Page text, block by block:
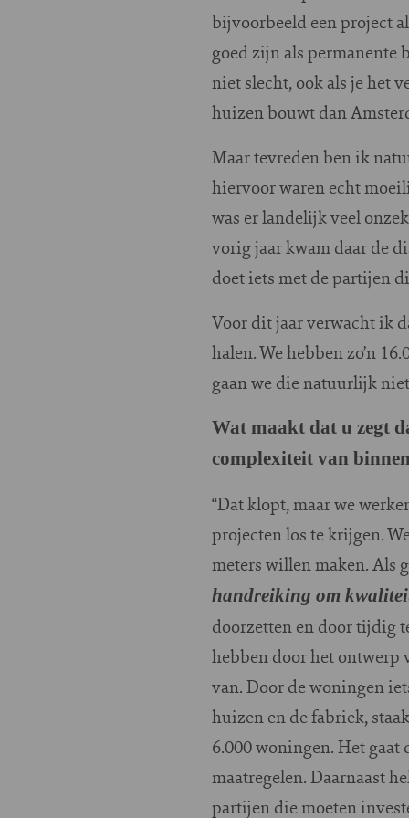
bijvoorbeeld een project
goed zijn als permanente
niet slecht, ook als je het
huizen bouwt dan
Maar tevreden ben ik
hiervoor waren echt
was er landelijk veel
vorig jaar kwam daar de
doet iets met de partijen
Voor dit jaar verwacht ik
halen. We hebben zo’n
gaan we die natuurlijk
Wat maakt dat u zegt
complexiteit van
“Dat klopt, maar we
projecten los te krijgen.
meters willen maken. Als
handreiking om
doorzetten en door tijdig
hebben door het ontwerp
van. Door de woningen
huizen en de fabriek,
6.000 woningen. Het
maatregelen. Daarnaast
partijen die moeten